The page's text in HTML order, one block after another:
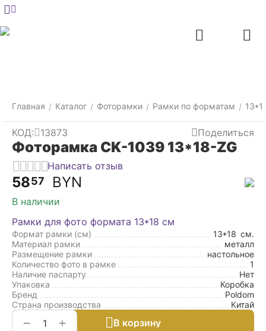
Главная / Каталог / Фоторамки / Рамки по форматам /
КОД: 13873 Поделиться
Фоторамка CK-1039 13*18-ZG
Написать отзыв
5857 BYN
В наличии
Рамки для фото формата 13*18 см
Формат рамки (см) 13*18 см.
Материал рамки
металл
Размещение рамки
настольное
Количество фото в рамке
1
Наличие паспарту
Нет
Упаковка
Коробка
Бренд
Poldom
Страна производства
Китай
+
−
В корзину